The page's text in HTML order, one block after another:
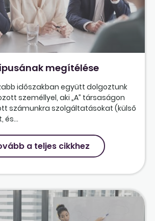
megítélése
időszakban együtt dolgoztunk
személlyel, aki „A” társaságon
számunkra szolgáltatásokat (külső
és...
a teljes cikkhez